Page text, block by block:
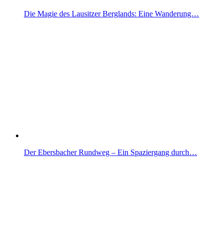
Die Magie des Lausitzer Berglands: Eine Wanderung…
Der Ebersbacher Rundweg – Ein Spaziergang durch…